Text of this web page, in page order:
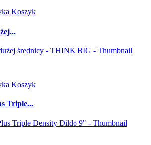
Koszyk
Koszyk
Triple...